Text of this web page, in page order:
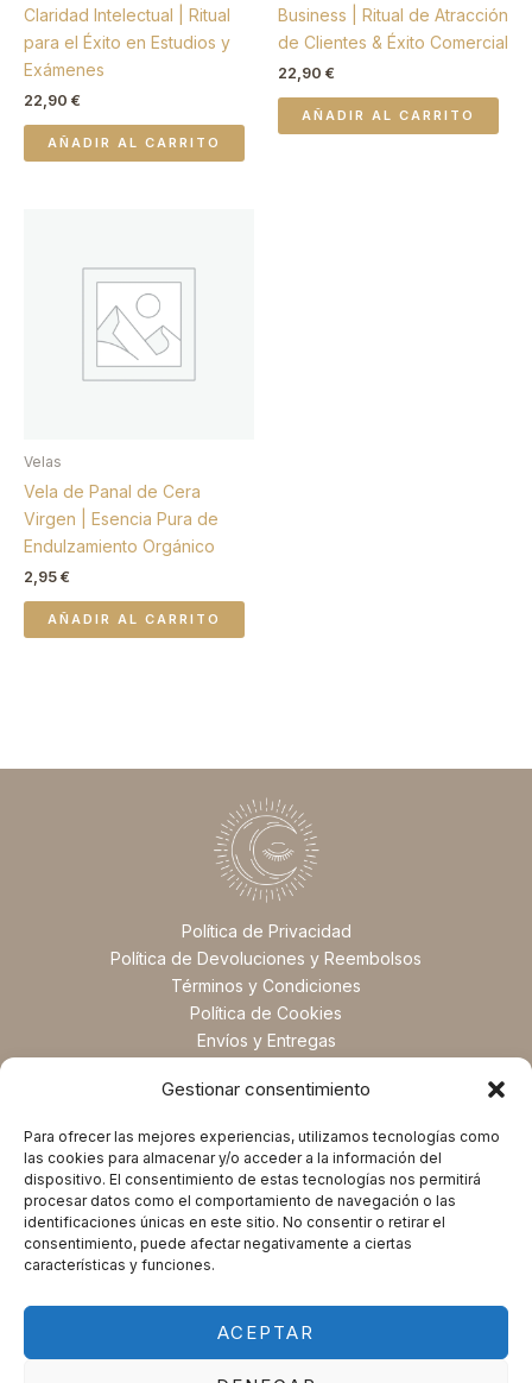
Gestionar consentimiento
Para ofrecer las mejores experiencias, utilizamos tecnologías como
las cookies para almacenar y/o acceder a la información del
dispositivo. El consentimiento de estas tecnologías nos permitirá
procesar datos como el comportamiento de navegación o las
identificaciones únicas en este sitio. No consentir o retirar el
consentimiento, puede afectar negativamente a ciertas
características y funciones.
ACEPTAR
Claridad Intelectual | Ritual
para el Éxito en Estudios y
Exámenes
22,90 €
AÑADIR AL CARRITO
Business | Ritual de Atracción
de Clientes & Éxito Comercial
22,90 €
AÑADIR AL CARRITO
Velas
Vela de Panal de Cera
Virgen | Esencia Pura de
Endulzamiento Orgánico
2,95 €
AÑADIR AL CARRITO
Política de Privacidad
Política de Devoluciones y Reembolsos
Términos y Condiciones
Política de Cookies
Envíos y Entregas